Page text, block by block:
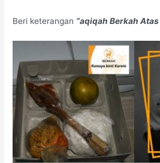
Beri keterangan “aqiqah Berkah Atas